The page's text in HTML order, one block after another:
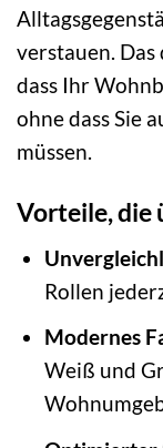
verstauen.
dass Ihr
ohne dass Sie
müssen.
Vorteile, die
Rollen
Modernes
Weiß und